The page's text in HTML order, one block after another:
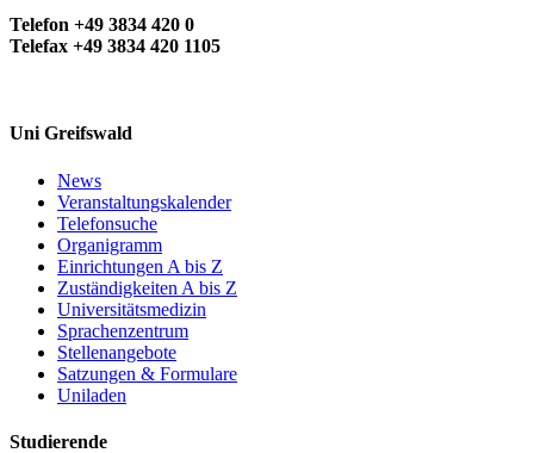
Telefon +49 3834 420 0
Telefax +49 3834 420 1105
Uni Greifswald
News
Veranstaltungskalender
Telefonsuche
Organigramm
Einrichtungen A bis Z
Zuständigkeiten A bis Z
Universitätsmedizin
Sprachenzentrum
Stellenangebote
Satzungen & Formulare
Uniladen
Studierende